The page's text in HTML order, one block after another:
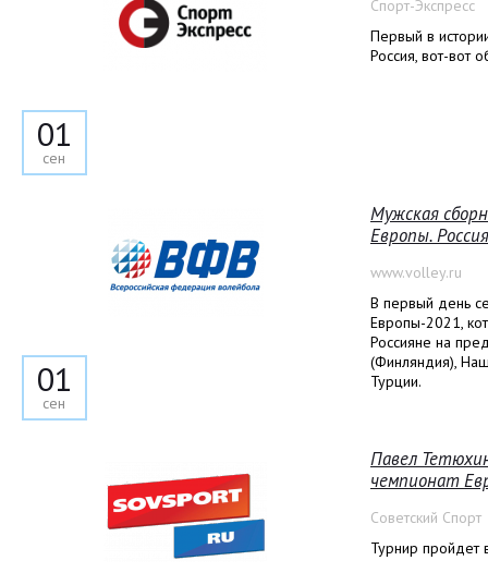
01
сен
Спорт-Экспресс
Первый в
Россия, вот-вот
01
сен
Мужская
Европы.
www.volley.ru
В первый день
Европы-2021,
Россияне на
(Финляндия),
Турции.
Павел
чемпионат
Советский Спорт
Турнир пройдет